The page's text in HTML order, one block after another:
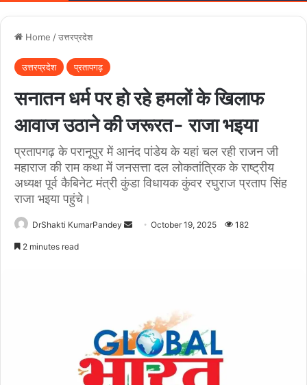
Home /उत्तरप्रदेश
उत्तरप्रदेश प्रतापगढ़
सनातन धर्म पर हो रहे हमलों के खिलाफ
आवाज उठाने की जरूरत- राजा भइया
प्रतापगढ़ के परानूपुर में आनंद पांडेय के यहां चल रही राजन जी
महाराज की राम कथा में जनसत्ता दल लोकतांत्रिक के राष्ट्रीय
अध्यक्ष पूर्व कैबिनेट मंत्री कुंडा विधायक कुंवर रघुराज प्रताप सिंह
राजा भइया पहुंचे।
DrShakti KumarPandey
SendOctober 19, 2025 182
2 minutes read